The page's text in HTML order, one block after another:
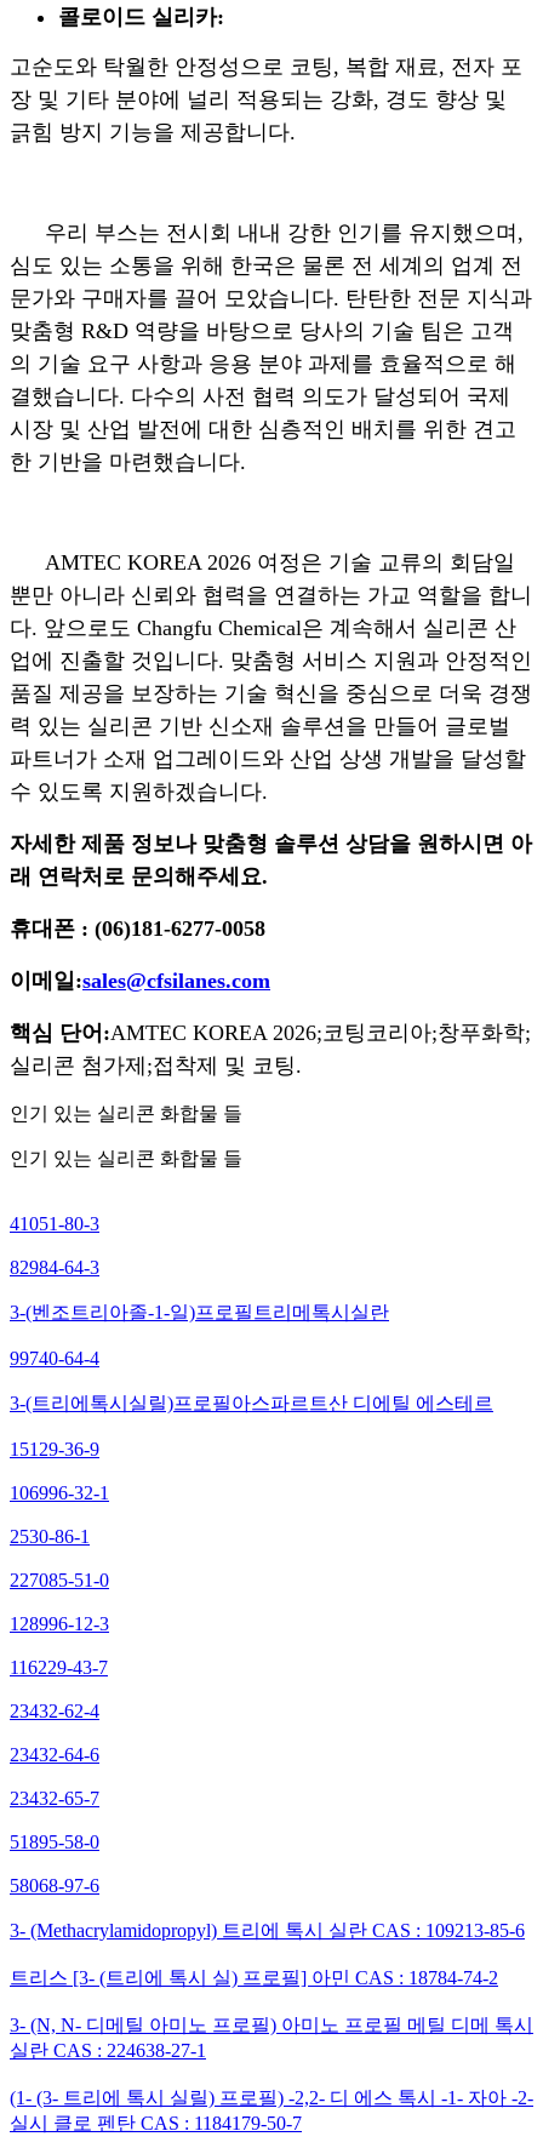
콜로이드 실리카:
고순도와 탁월한 안정성으로 코팅, 복합 재료, 전자 포
장 및 기타 분야에 널리 적용되는 강화, 경도 향상 및
긁힘 방지 기능을 제공합니다.
우리 부스는 전시회 내내 강한 인기를 유지했으며,
심도 있는 소통을 위해 한국은 물론 전 세계의 업계 전
문가와 구매자를 끌어 모았습니다. 탄탄한 전문 지식과
맞춤형 R&D 역량을 바탕으로 당사의 기술 팀은 고객
의 기술 요구 사항과 응용 분야 과제를 효율적으로 해
결했습니다. 다수의 사전 협력 의도가 달성되어 국제
시장 및 산업 발전에 대한 심층적인 배치를 위한 견고
한 기반을 마련했습니다.
AMTEC KOREA 2026 여정은 기술 교류의 회담일
뿐만 아니라 신뢰와 협력을 연결하는 가교 역할을 합니
다. 앞으로도 Changfu Chemical은 계속해서 실리콘 산
업에 진출할 것입니다. 맞춤형 서비스 지원과 안정적인
품질 제공을 보장하는 기술 혁신을 중심으로 더욱 경쟁
력 있는 실리콘 기반 신소재 솔루션을 만들어 글로벌
파트너가 소재 업그레이드와 산업 상생 개발을 달성할
수 있도록 지원하겠습니다.
자세한 제품 정보나 맞춤형 솔루션 상담을 원하시면 아
래 연락처로 문의해주세요.
휴대폰 : (06)181-6277-0058
이메일:sales@cfsilanes.com
핵심 단어:AMTEC KOREA 2026; 코팅코리아;창푸화학;
실리콘 첨가제;접착제 및 코팅.
인기 있는 실리콘 화합물 들
인기 있는 실리콘 화합물 들
41051-80-3
82984-64-3
3-(벤조트리아졸-1-일)프로필트리메톡시실란
99740-64-4
3-(트리에톡시실릴)프로필아스파르트산 디에틸 에스테르
15129-36-9
106996-32-1
2530-86-1
227085-51-0
128996-12-3
116229-43-7
23432-62-4
23432-64-6
23432-65-7
51895-58-0
58068-97-6
3- (Methacrylamidopropyl) 트리에 톡시 실란 CAS : 109213-85-6
트리스 [3- (트리에 톡시 실) 프로필] 아민 CAS : 18784-74-2
3- (N, N- 디메틸 아미노 프로필) 아미노 프로필 메틸 디메 톡시
실란 CAS : 224638-27-1
(1- (3- 트리에 톡시 실릴) 프로필) -2,2- 디 에스 톡시 -1- 자아 -2-
실시 클로 펜탄 CAS : 1184179-50-7